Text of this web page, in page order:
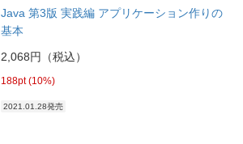
Java 第3版 実践編 アプリケーション作りの
基本
2,068円（税込）
188pt (10%)
2021.01.28発売